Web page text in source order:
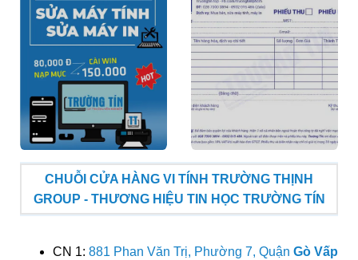
CHUỖI CỬA HÀNG VI TÍNH TRƯỜNG THỊNH
GROUP - THƯƠNG HIỆU TIN HỌC TRƯỜNG TÍN
CN 1: 881 Phan Văn Trị, Phường 7, Quận Gò Vấp